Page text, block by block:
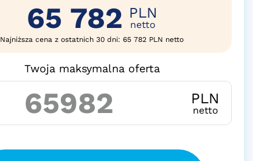
65 782 PLN
netto
Najniższa cena z ostatnich 30 dni: 65 782 PLN netto
Twoja maksymalna oferta
PLN
netto